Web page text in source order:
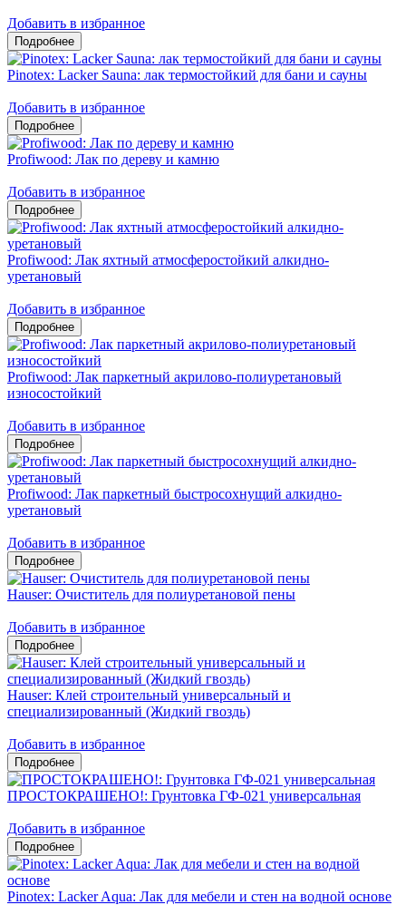
Добавить в избранное
Pinotex: Lacker Sauna: лак термостойкий для бани и сауны
Добавить в избранное
Profiwood: Лак по дереву и камню
Добавить в избранное
Profiwood: Лак яхтный атмосферостойкий алкидно-
уретановый
Добавить в избранное
Profiwood: Лак паркетный акрилово-полиуретановый
износостойкий
Добавить в избранное
Profiwood: Лак паркетный быстросохнущий алкидно-
уретановый
Добавить в избранное
Hauser: Очиститель для полиуретановой пены
Добавить в избранное
Hauser: Клей строительный универсальный и
специализированный (Жидкий гвоздь)
Добавить в избранное
ПРОСТОКРАШЕНО!: Грунтовка ГФ-021 универсальная
Добавить в избранное
Pinotex: Lacker Aqua: Лак для мебели и стен на водной основе